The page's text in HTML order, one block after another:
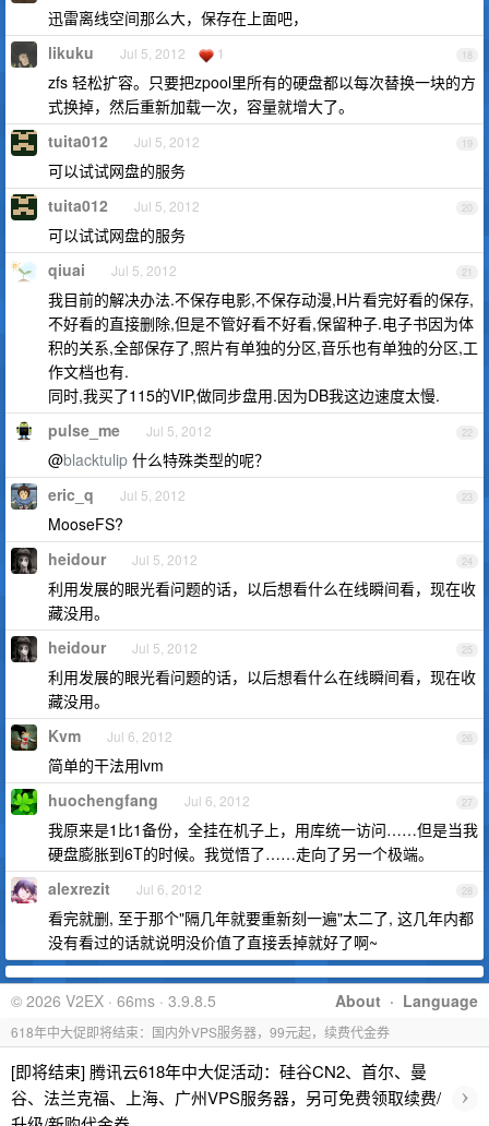
迅雷离线空间那么大，保存在上面吧，
18
likuku Jul 5, 2012 1
zfs 轻松扩容。只要把zpool里所有的硬盘都以每次替换一块的方
式换掉，然后重新加载一次，容量就增大了。
19
tuita012 Jul 5, 2012
可以试试网盘的服务
20
tuita012 Jul 5, 2012
可以试试网盘的服务
21
qiuai Jul 5, 2012
我目前的解决办法.不保存电影,不保存动漫,H片看完好看的保存,
不好看的直接删除,但是不管好看不好看,保留种子.电子书因为体
积的关系,全部保存了,照片有单独的分区,音乐也有单独的分区,工
作文档也有.
同时,我买了115的VIP,做同步盘用.因为DB我这边速度太慢.
22
pulse_me Jul 5, 2012
@blacktulip 什么特殊类型的呢？
23
eric_q Jul 5, 2012
MooseFS?
24
heidour Jul 5, 2012
利用发展的眼光看问题的话，以后想看什么在线瞬间看，现在收
藏没用。
25
heidour Jul 5, 2012
利用发展的眼光看问题的话，以后想看什么在线瞬间看，现在收
藏没用。
26
Kvm Jul 6, 2012
简单的干法用lvm
27
huochengfang Jul 6, 2012
我原来是1比1备份，全挂在机子上，用库统一访问……但是当我
硬盘膨胀到6T的时候。我觉悟了……走向了另一个极端。
28
alexrezit Jul 6, 2012
看完就删, 至于那个"隔几年就要重新刻一遍"太二了, 这几年内都
没有看过的话就说明没价值了直接丢掉就好了啊~
About · Language
© 2026 V2EX · 66ms · 3.9.8.5
618年中大促即将结束：国内外VPS服务器，99元起，续费代金券
[即将结束] 腾讯云618年中大促活动：硅谷CN2、首尔、曼
谷、法兰克福、上海、广州VPS服务器，另可免费领取续费/
›